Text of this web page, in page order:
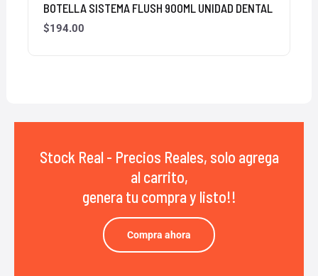
BOTELLA SISTEMA FLUSH 900ML UNIDAD DENTAL
$194.00
Stock Real - Precios Reales, solo agrega
al carrito,
genera tu compra y listo!!
Compra ahora